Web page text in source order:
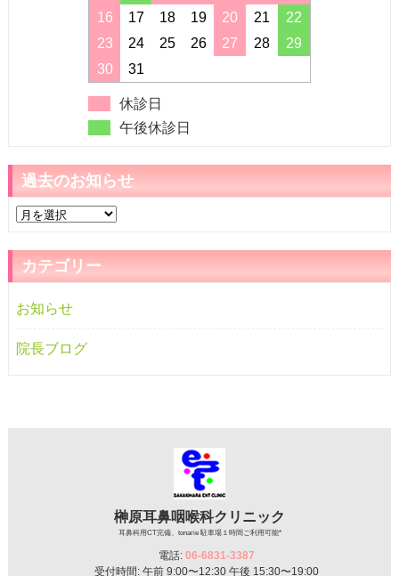
16
17 18 19 20 21
22
23
24 25 26 27 28
29
30
31
休診日
午後休診日
過去のお知らせ
過
の
お
ら
せ
カテゴリー
お知らせ
院長ブログ
榊原耳鼻咽喉科クリニック
耳鼻科用CT完備、tonarie 駐車場１時間ご利用可能*
電話:06-6831-3387
受付時間: 午前 9:00〜12:30 午後 15:30〜19:00